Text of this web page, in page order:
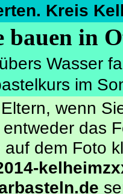
Kreis
bauen in
Wasser
im
wenn
das
dem Foto